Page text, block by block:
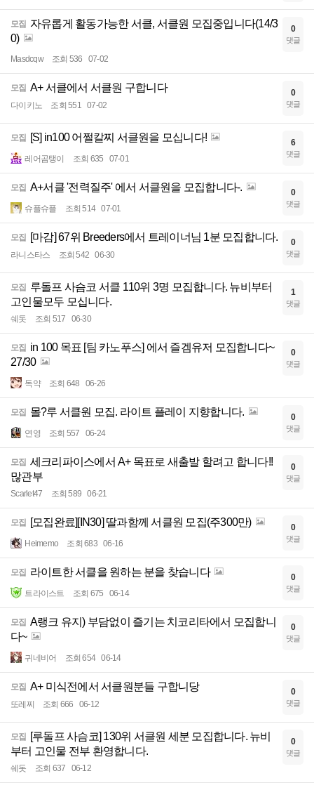
모집 자유롭게 활동가능한 서클, 서클원 모집중입니다(14/3
0)
Masdcqw 조회 536 07-02
0
댓글
모집 A+ 서클에서 서클원 구합니다
다이키노 조회 551 07-02
0
댓글
모집 [S] in100 어쩔칼찌 서클원을 모십니다!
레어곰탱이 조회 635 07-01
6
댓글
모집 A+서클 '전력질주' 에서 서클원을 모집합니다-.
슈플슈플 조회 514 07-01
0
댓글
모집 [마감] 67위 Breeders에서 트레이너님 1분 모집합니다.
라니스타스 조회 542 06-30
0
댓글
모집 루돌프 사슴코 서클 110위 3명 모집합니다. 뉴비부터
고인물모두 모십니다.
쉐돗 조회 517 06-30
1
댓글
모집 in 100 목표 [팀 카노푸스] 에서 즐겜유저 모집합니다~
27/30
독약 조회 648 06-26
0
댓글
모집 몰?루 서클원 모집. 라이트 플레이 지향합니다.
연영 조회 557 06-24
0
댓글
모집 세크리파이스에서 A+ 목표로 새출발 할려고 합니다!!
많관부
Scarlet47 조회 589 06-21
0
댓글
모집 [모집완료][IN30] 딸과함께 서클원 모집(주300만)
Heimemo 조회 683 06-16
0
댓글
모집 라이트한 서클을 원하는 분을 찾습니다
트라이스트 조회 675 06-14
0
댓글
모집 A랭크 유지) 부담없이 즐기는 치코리타에서 모집합니
다~
귀네비어 조회 654 06-14
0
댓글
모집 A+ 미식전에서 서클원분들 구합니당
또레찌 조회 666 06-12
0
댓글
모집
[루돌프 사슴코] 130위 서클원 세분 모집합니다. 뉴비
부터 고인물 전부 환영합니다.
쉐돗 조회 637 06-12
0
댓글